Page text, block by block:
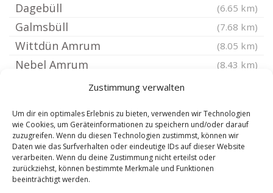
Zustimmung verwalten
Um dir ein optimales Erlebnis zu bieten, verwenden wir Technologien
wie Cookies, um Geräteinformationen zu speichern und/oder darauf
zuzugreifen. Wenn du diesen Technologien zustimmst, können wir
Daten wie das Surfverhalten oder eindeutige IDs auf dieser Website
verarbeiten. Wenn du deine Zustimmung nicht erteilst oder
zurückziehst, können bestimmte Merkmale und Funktionen
beeinträchtigt werden.
Dagebüll (6.65 km)
Galmsbüll (7.68 km)
Wittdün Amrum (8.05 km)
Nebel Amrum (8.43 km)
Hooge Hallig (9.25 km)
Emmelsbüll-Horsbüll (9.57 km)
Ockholm (11.03 km)
Hörnum Sylt